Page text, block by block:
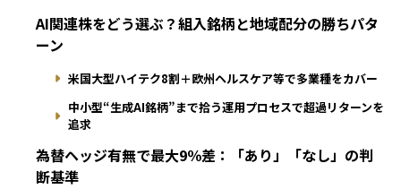
AI関連株をどう選ぶ？組入銘柄と地域配分の勝ちパタ
ーン
米国大型ハイテク8割＋欧州ヘルスケア等で多業種をカバー
中小型“生成AI銘柄”まで拾う運用プロセスで超過リターンを
追求
為替ヘッジ有無で最大9％差：「あり」「なし」の判
断基準